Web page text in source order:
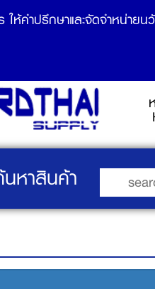
ให้คำปรึกษาและจัดจำหน่า
หาสินค้า